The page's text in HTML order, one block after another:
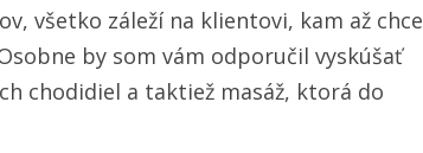
všetko záleží na klientovi, kam až chce
by som vám odporučil vyskúšať
chodidiel a taktiež masáž, ktorá do